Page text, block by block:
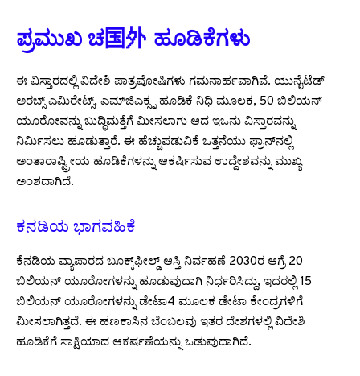
ಪ್ರಮುಖ ಚ国外 ಹೂಡಿಕೆಗಳು
ಈ ವಿಸ್ತಾರದಲ್ಲಿ ವಿದೇಶಿ ಪಾತ್ರವೋಷಿಗಳು ಗಮನಾರ್ಹವಾಗಿವೆ. ಯುನೈಟೆಡ್
ಅರಬ್ಸ್ ಎಮಿರೇಟ್ಸ್, ಎಮ್‌ಜಿಎಕ್ಸ್ನ ಹೂಡಿಕೆ ನಿಧಿ ಮೂಲಕ, 50 ಬಿಲಿಯನ್
ಯೂರೋವನ್ನು ಬುದ್ಧಿಮತ್ತೆಗೆ ಮೀಸಲಾಗು ಆದ ಇಒನು ವಿಸ್ತಾರವನ್ನು
ನಿರ್ಮಿಸಲು ಹೂಡುತ್ತಾರೆ. ಈ ಹೆಚ್ಚುಪಡುವಿಕೆ ಒತ್ತನೆಯು ಫ್ರಾನ್‌ನಲ್ಲಿ
ಅಂತಾರಾಷ್ಟ್ರೀಯ ಹೂಡಿಕೆಗಳನ್ನು ಆಕರ್ಷಿಸುವ ಉದ್ದೇಶವನ್ನು ಮುಖ್ಯ
ಅಂಶದಾಗಿದೆ.
ಕನಡಿಯ ಭಾಗವಹಿಕೆ
ಕೆನಡಿಯ ವ್ಯಾಪಾರದ ಬೂಕ್ಕ್‌ಫೀಲ್ಡ್ ಆಸ್ತಿ ನಿರ್ವಹಣೆ 2030ರ ಆಗ್ರೆ 20
ಬಿಲಿಯನ್ ಯೂರೋಗಳನ್ನು ಹೂಡುವುದಾಗಿ ನಿರ್ಧರಿಸಿದ್ದು, ಇದರಲ್ಲಿ 15
ಬಿಲಿಯನ್ ಯೂರೋಗಳನ್ನು ಡೇಟಾ4 ಮೂಲಕ ಡೇಟಾ ಕೇಂದ್ರಗಳಿಗೆ
ಮೀಸಲಾಗಿತ್ತದೆ. ಈ ಹಣಕಾಸಿನ ಬೆಂಬಲವು ಇತರ ದೇಶಗಳಲ್ಲಿ ವಿದೇಶಿ
ಹೂಡಿಕೆಗೆ ಸಾಕ್ಷಿಯಾದ ಆಕರ್ಷಣೆಯನ್ನು ಒಡುವುದಾಗಿದೆ.